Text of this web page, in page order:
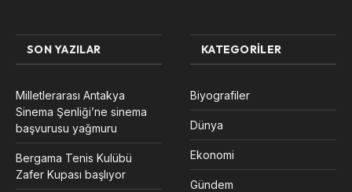
SON YAZILAR
Milletlerarası Antakya
Sinema Şenliği’ne sinema
başvurusu yağmuru
Bergama Tenis Kulübü
Zafer Kupası başlıyor
KATEGORILER
Biyografiler
Dünya
Ekonomi
Gündem